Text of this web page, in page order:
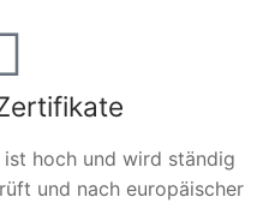
hoch und wird ständig
und nach europäischer